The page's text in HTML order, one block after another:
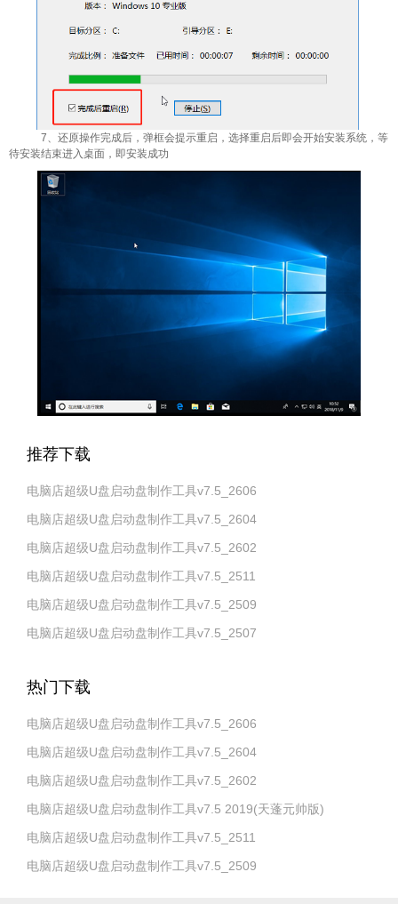
7、还原操作完成后，弹框会提示重启，选择重启后即会开始安装系统，等
待安装结束进入桌面，即安装成功
推荐下载
电脑店超级U盘启动盘制作工具v7.5_2606
电脑店超级U盘启动盘制作工具v7.5_2604
电脑店超级U盘启动盘制作工具v7.5_2602
电脑店超级U盘启动盘制作工具v7.5_2511
电脑店超级U盘启动盘制作工具v7.5_2509
电脑店超级U盘启动盘制作工具v7.5_2507
热门下载
电脑店超级U盘启动盘制作工具v7.5_2606
电脑店超级U盘启动盘制作工具v7.5_2604
电脑店超级U盘启动盘制作工具v7.5_2602
电脑店超级U盘启动盘制作工具v7.5 2019(天蓬元帅版)
电脑店超级U盘启动盘制作工具v7.5_2511
电脑店超级U盘启动盘制作工具v7.5_2509